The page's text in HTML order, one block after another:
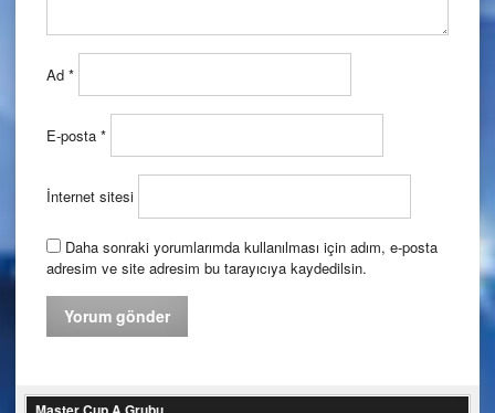
Ad *
E-posta *
İnternet sitesi
Daha sonraki yorumlarımda kullanılması için adım, e-posta
adresim ve site adresim bu tarayıcıya kaydedilsin.